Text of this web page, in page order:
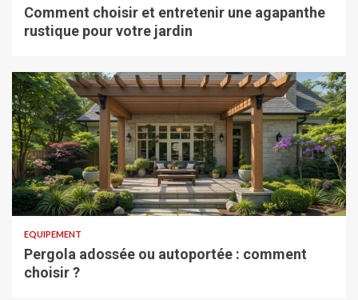
Comment choisir et entretenir une agapanthe
rustique pour votre jardin
EQUIPEMENT
Pergola adossée ou autoportée : comment
choisir ?